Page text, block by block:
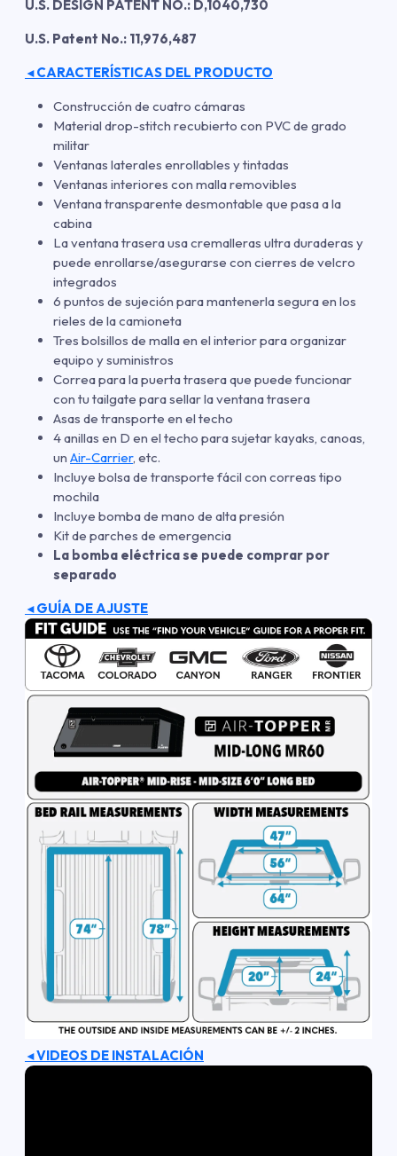
U.S. DESIGN PATENT NO.: D,1040,730
U.S. Patent No.: 11,976,487
◄CARACTERÍSTICAS DEL PRODUCTO
Construcción de cuatro cámaras
Material drop-stitch recubierto con PVC de grado
militar
Ventanas laterales enrollables y tintadas
Ventanas interiores con malla removibles
Ventana transparente desmontable que pasa a la
cabina
La ventana trasera usa cremalleras ultra duraderas y
puede enrollarse/asegurarse con cierres de velcro
integrados
6 puntos de sujeción para mantenerla segura en los
rieles de la camioneta
Tres bolsillos de malla en el interior para organizar
equipo y suministros
Correa para la puerta trasera que puede funcionar
con tu tailgate para sellar la ventana trasera
Asas de transporte en el techo
4 anillas en D en el techo para sujetar kayaks, canoas,
un Air-Carrier, etc.
Incluye bolsa de transporte fácil con correas tipo
mochila
Incluye bomba de mano de alta presión
Kit de parches de emergencia
La bomba eléctrica se puede comprar por
separado
◄GUÍA DE AJUSTE
◄VIDEOS DE INSTALACIÓN